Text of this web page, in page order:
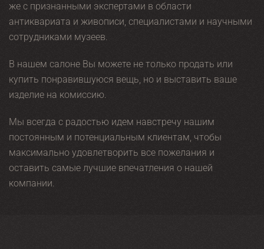
же с признанными экспертами в области
антиквариата и живописи, специалистами и научными
сотрудниками музеев.
В нашем салоне Вы можете не только продать или
купить понравившуюся вещь, но и выставить ваше
изделие на комиссию.
Мы всегда с радостью идем навстречу нашим
постоянным и потенциальным клиентам, чтобы
максимально удовлетворить все пожелания и
оставить самые лучшие впечатления о нашей
компании.